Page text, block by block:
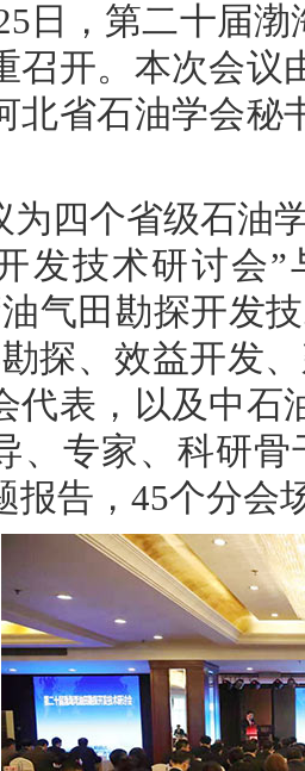
日，第二十届
召开。本次会议
北省石油学会
为四个省级石油
发技术研讨会
气田勘探开发
探、效益开发
代表，以及中石
、专家、科研
报告，45个分会